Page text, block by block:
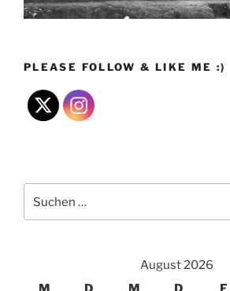
PLEASE FOLLOW & LIKE ME :)
nach:
August 2026